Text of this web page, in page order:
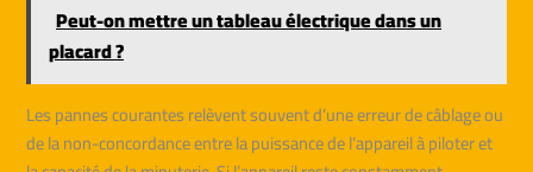
Peut-on mettre un tableau électrique dans un
placard ?
Les pannes courantes relèvent souvent d’une erreur de câblage ou
de la non-concordance entre la puissance de l’appareil à piloter et